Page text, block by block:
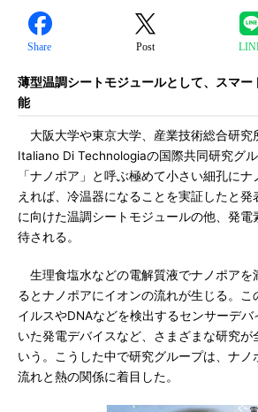
Share Post
薄型温調シートモジュールとして、スマー
能
大阪大学や東京大学、産業技術総合研
Italiano Di Technologiaの国際共同研究グル
「ナノポア」と呼ぶ極めて小さい細孔に
えれば、冷温器になることを実証したと
に向けた温調シートモジュールの他、発電
待される。
生理食塩水などの電解質液でナノポアを
るとナノポアにイオンの流れが生じる。こ
イルスやDNAなどを検出するセンサーデバ
いた発電デバイスなど、さまざまな研究が
いう。こうした中で研究グループは、ナ
流れと熱の関係に着目した。